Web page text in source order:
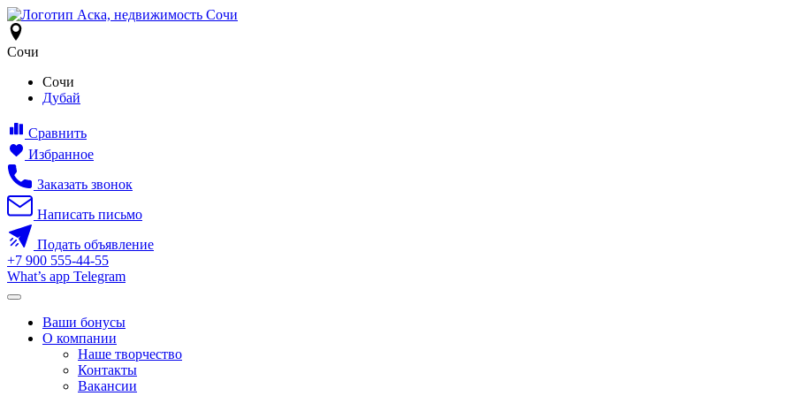
Сочи
Сочи
Дубай
Сравнить
Избранное
Заказать звонок
Написать письмо
Подать объявление
+7 900 555-44-55
What’s app Telegram
Ваши бонусы
О компании
Наше творчество
Контакты
Вакансии